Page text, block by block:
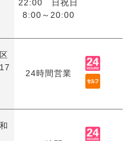
22:00 日祝日
8:00～20:00
24時間営業